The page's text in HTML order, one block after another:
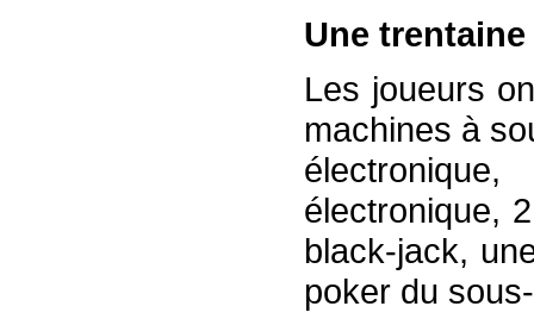
Une
Les joueurs
machines à
électronique,
black-jack,
poker du